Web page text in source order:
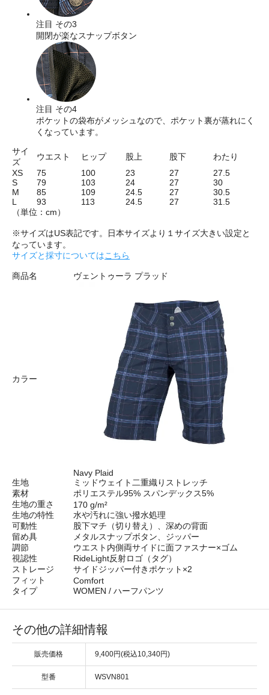
注目 その3
開閉が楽なスナップボタン
注目 その4
ポケットの袋布がメッシュなので、ポケット裏が蒸れにく
くなっています。
サイ
ズ
ウエスト ヒップ 股上 股下
わたり
XS
75 100 23 27
27.5
S
79 103 24 27
30
M
85 109 24.5 27
30.5
L
93 113 24.5 27
31.5
（単位：cm）
※サイズはUS表記です。日本サイズより１サイズ大きい設定と
なっています。
サイズと採寸についてはこちら
商品名 ヴェントゥーラ プラッド
カラー
Navy Plaid
生地
ミッドウェイト二重織りストレッチ
素材
ポリエステル95% スパンデックス5%
生地の重さ
170 g/m²
生地の特性
水や汚れに強い撥水処理
可動性
股下マチ（切り替え）、深めの背面
留め具
メタルスナップボタン、ジッパー
調節
ウエスト内側両サイドに面ファスナー×ゴム
視認性
RideLight反射ロゴ（タグ）
ストレージ
サイドジッパー付きポケット×2
フィット
Comfort
タイプ
WOMEN / ハーフパンツ
その他の詳細情報
販売価格 9,400円(税込10,340円)
型番 WSVN801